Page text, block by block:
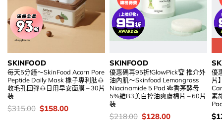
SKINFOOD
每天5分鐘～SkinFood Acorn Pore
Peptide Daily Mask 橡子專利肽🌰
收毛孔回彈🌰日用早安面膜 – 30片
裝
價
$315.00 Original
$158.00Current
SKINFOOD
優惠碼再95折!GlowPick🏆 推介外
油內肌～Skinfood Lemongrass
Niacinamide 5 Pad 🎋香茅酵母
5%維B3美白控油爽膚棉片 – 60片
裝
價
$218.00 Original
$128.00Current
優
片
素
價
$